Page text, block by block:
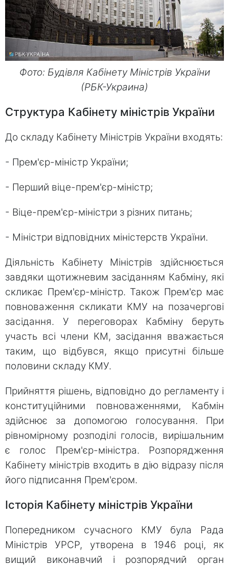
Фото: Будівля Кабінету Міністрів України
(РБК-Украина)
Структура Кабінету міністрів України
До складу Кабінету Міністрів України входять:
- Прем'єр-міністр України;
- Перший віце-прем'єр-міністр;
- Віце-прем'єр-міністри з різних питань;
- Міністри відповідних міністерств України.
Діяльність Кабінету Міністрів здійснюється
завдяки щотижневим засіданням Кабміну, які
скликає Прем'єр-міністр. Також Прем'єр має
повноваження скликати КМУ на позачергові
засідання. У переговорах Кабміну беруть
участь всі члени КМ, засідання вважається
таким, що відбувся, якщо присутні більше
половини складу КМУ.
Прийняття рішень, відповідно до регламенту і
конституційними повноваженнями, Кабмін
здійснює за допомогою голосування. При
рівномірному розподілі голосів, вирішальним
є голос Прем'єр-міністра. Розпорядження
Кабінету міністрів входить в дію відразу після
його підписання Прем'єром.
Історія Кабінету міністрів України
Попередником сучасного КМУ була Рада
Міністрів УРСР, утворена в 1946 році, як
вищий виконавчий і розпорядчий орган